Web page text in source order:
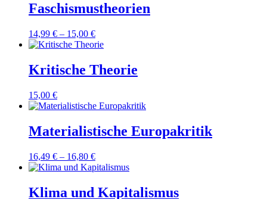
Faschismustheorien
14,99 € – 15,00 €
Kritische Theorie
15,00 €
Materialistische Europakritik
16,49 € – 16,80 €
Klima und Kapitalismus